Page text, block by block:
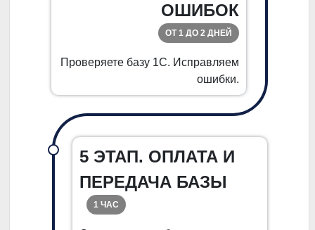
ОШИБОК
ОТ 1 ДО 2 ДНЕЙ
Проверяете базу 1С. Исправляем
ошибки.
5 ЭТАП. ОПЛАТА И
ПЕРЕДАЧА БАЗЫ
1 ЧАС